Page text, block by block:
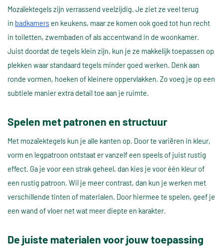
Mozaïektegels zijn verrassend veelzijdig. Je ziet ze veel terug
in badkamers en keukens, maar ze komen ook goed tot hun recht
in toiletten, zwembaden of als accentwand in de woonkamer.
Juist doordat de tegels klein zijn, kun je ze makkelijk toepassen op
plekken waar standaard tegels minder goed werken. Denk aan
ronde vormen, hoeken of kleinere oppervlakken. Zo voeg je op een
subtiele manier extra detail toe aan je ruimte.
Spelen met patronen en structuur
Met mozaïektegels kun je alle kanten op. Door te variëren in kleur,
vorm en legpatroon ontstaat er vanzelf een speels of juist rustig
effect. Ga je voor een strak geheel, dan kies je voor één kleur of
een rustig patroon. Wil je meer contrast, dan kun je werken met
verschillende tinten of materialen. Door hiermee te spelen, geef je
een wand of vloer net wat meer diepte en karakter.
De juiste materialen voor jouw toepassing